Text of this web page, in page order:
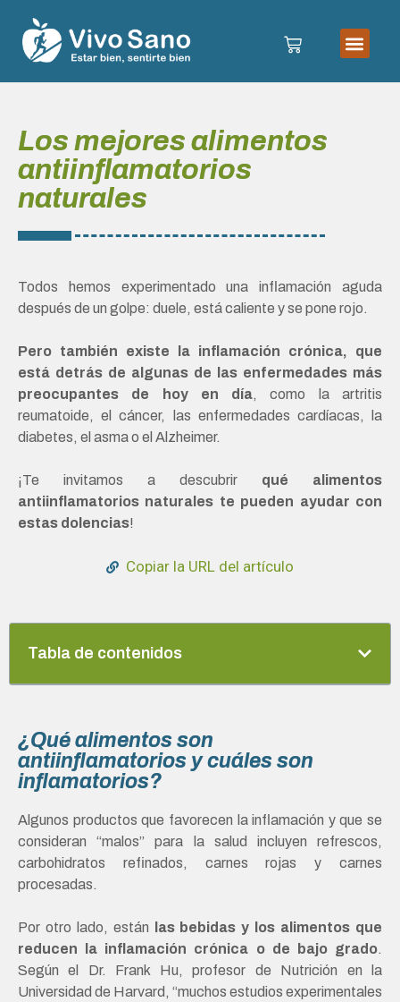
Los mejores alimentos
antiinflamatorios
naturales
Todos hemos experimentado una inflamación aguda
después de un golpe: duele, está caliente y se pone rojo.
Pero también existe la inflamación crónica, que
está detrás de algunas de las enfermedades más
preocupantes de hoy en día, como la artritis
reumatoide, el cáncer, las enfermedades cardíacas, la
diabetes, el asma o el Alzheimer.
¡Te invitamos a descubrir qué alimentos
antiinflamatorios naturales te pueden ayudar con
estas dolencias!
Copiar la URL del artículo
Tabla de contenidos
¿Qué alimentos son
antiinflamatorios y cuáles son
inflamatorios?
Algunos productos que favorecen la inflamación y que se
consideran “malos” para la salud incluyen refrescos,
carbohidratos refinados, carnes rojas y carnes
procesadas.
Por otro lado, están
las bebidas y los alimentos que
reducen la inflamación crónica o de bajo grado.
Según el Dr. Frank Hu, profesor de Nutrición en la
Universidad de Harvard, “muchos estudios experimentales